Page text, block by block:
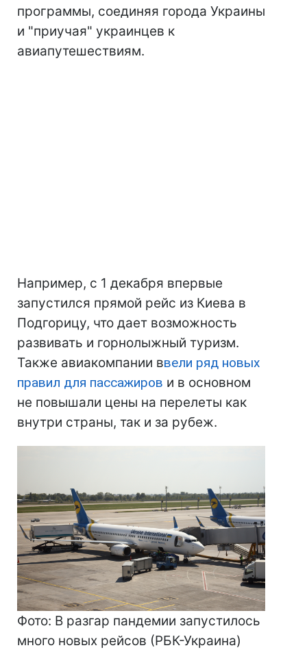
программы, соединяя города Украины
и "приучая" украинцев к
авиапутешествиям.
Например, с 1 декабря впервые
запустился прямой рейс из Киева в
Подгорицу, что дает возможность
развивать и горнолыжный туризм.
Также авиакомпании ввели ряд новых
правил для пассажиров и в основном
не повышали цены на перелеты как
внутри страны, так и за рубеж.
Фото: В разгар пандемии запустилось
много новых рейсов (РБК-Украина)